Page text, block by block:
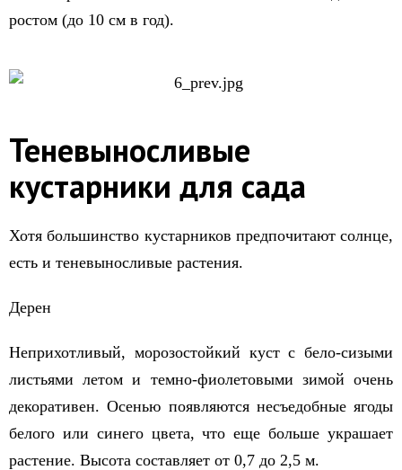
ростом (до 10 см в год).
Теневыносливые
кустарники для сада
Хотя большинство кустарников предпочитают солнце,
есть и теневыносливые растения.
Дерен
Неприхотливый, морозостойкий куст с бело-сизыми
листьями летом и темно-фиолетовыми зимой очень
декоративен. Осенью появляются несъедобные ягоды
белого или синего цвета, что еще больше украшает
растение. Высота составляет от 0,7 до 2,5 м.